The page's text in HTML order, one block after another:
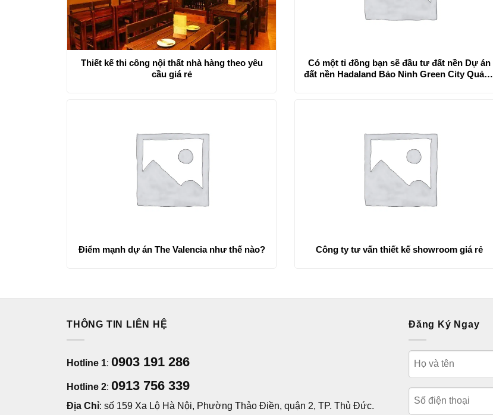
Thiết kế thi công nội thất nhà hàng theo yêu
cầu giá rẻ
Có một tỉ đồng bạn sẽ đầu tư đất nền Dự án
đất nền Hadaland Bảo Ninh Green City Quảng
Điểm mạnh dự án The Valencia như thế nào? Công ty tư vấn thiết kế showroom giá rẻ
THÔNG TIN LIÊN HỆ
Hotline 1: 0903 191 286
Hotline 2: 0913 756 339
Địa Chỉ: số 159 Xa Lộ Hà Nội, Phường Thảo Điền, quận 2, TP. Thủ Đức.
Đăng Ký Ngay